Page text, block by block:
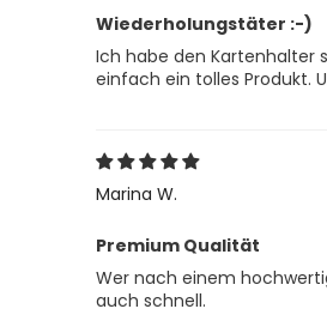
Wiederholungstäter :-)
Ich habe den Kartenhalter
einfach ein tolles Produkt.
Marina W.
Premium Qualität
Wer nach einem
auch schnell.